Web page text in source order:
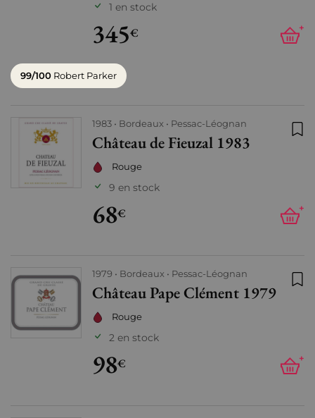
1 en stock
345€ +
99/100 Robert Parker
1983 Bordeaux Pessac-Léognan
Château de Fieuzal 1983
Rouge
9 en stock
68€ +
1979 Bordeaux Pessac-Léognan
Château Pape Clément 1979
Rouge
2 en stock
98€ +